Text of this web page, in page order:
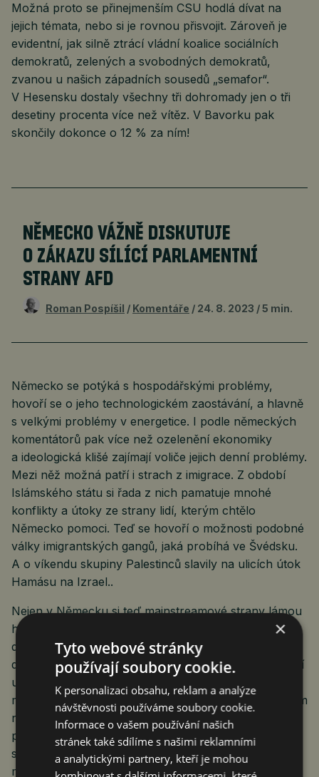
Možná proto se přinejmenším CSU hodlá dívat na
jejich témata, nebo si je rovnou přisvojit. Zároveň je
evidentní, jak silně ztrácí vládní koalice sociálních
demokratů, zelených a svobodných demokratů,
zvanou u našich západních sousedů „semafor“.
V Hesensku dostaly všechny tři dohromady jen o tři
desetiny procenta více než vítěz. V Bavorku pak
skončily dokonce o 12 % za ním!
NĚMECKO VÁŽNĚ DISKUTUJE
O ZÁKAZU SÍLÍCÍ PARLAMENTNÍ
STRANY AFD
Roman Pospíšil Komentáře 24. 8. 2023 5 min.
Německo se potýká s hospodářskými problémy,
hovoří se o jeho technologickém zaostávání, a hlavně
s velkými problémy v energetice. I podle německých
komentátorů pak více než ozelenění ekonomiky
a ideologická klišé zajímají voliče jejich denní problémy.
Mezi něž možná patří i strach z imigrace. Z období
Islámského státu si řada z nich pamatuje mnohé
konflikty a útoky ze strany lidí, kterým chtělo
Německo pomoci. Teď se hovoří o možnosti podobné
války imigrantských gangů, jaká probíhá ve Švédsku.
A o víkendu skupiny Palestinců slavily na ulicích útok
Hamásu na Izrael..
Nejen v Německu si teď mainstreamové strany lámou
hlavu, kde udělaly chybu. Proč voliči neslyší na jejich
dokonalá hesla a ideologii. Evropa je stále ještě (!!!)
dost bohatá na to, aby pomáhala lidem, kteří potřebují
utéct z pekla některých zemí. Zároveň se bez určité
míry imigrace neobejde. Protože vymírá. Pokud ovšem
nebude brát vážně i problémy, které to s sebou
přináší, bude stále více prostoru uvolňovat lidem
s halasným voláním laciných hesel a zuřivým
máváním vlajkami. Už to začalo.
×
Tyto webové stránky
používají soubory cookie.
K personalizaci obsahu, reklam a analýze
návštěvnosti používáme soubory cookie.
Informace o vašem používání našich
stránek také sdílíme s našimi reklamními
a analytickými partnery, kteří je mohou